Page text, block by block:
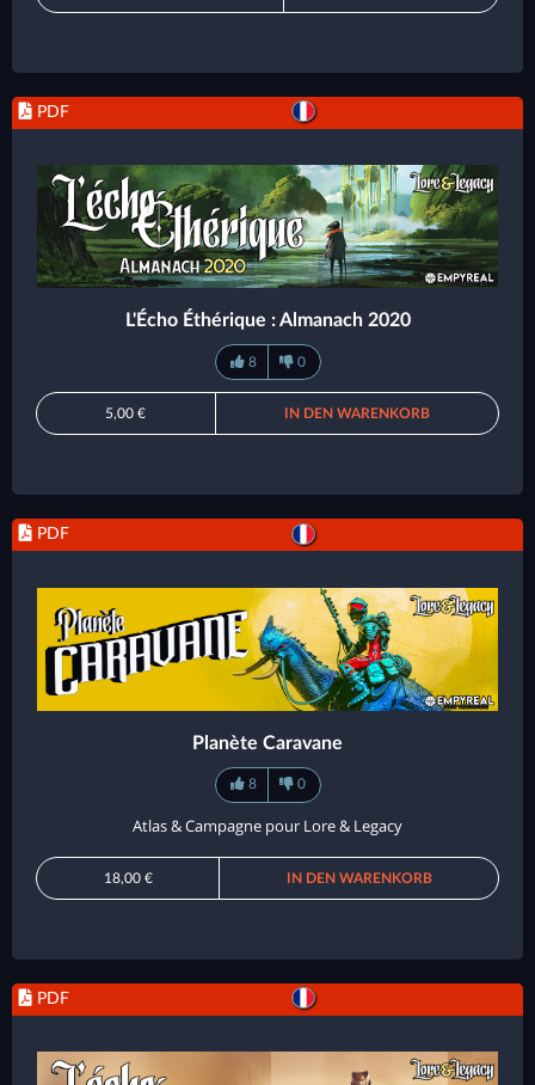
PDF
L'Écho Éthérique : Almanach 2020
8 0
5,00 € IN DEN WARENKORB
PDF
Planète Caravane
8 0
Atlas & Campagne pour Lore & Legacy
18,00 € IN DEN WARENKORB
PDF